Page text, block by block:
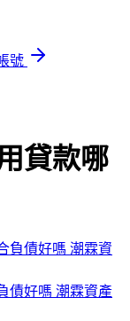
號
貸款哪
債好嗎 潮霖資產